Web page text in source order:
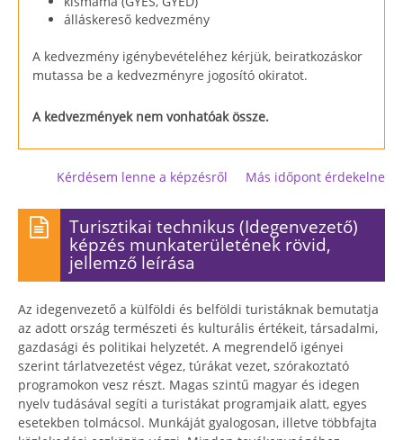
álláskereső kedvezmény
A kedvezmény igénybevételéhez kérjük, beiratkozáskor
mutassa be a kedvezményre jogosító okiratot.
A kedvezmények nem vonhatóak össze.
Más időpont érdekelne
Kérdésem lenne a képzésről
Turisztikai technikus (Idegenvezető)
képzés munkaterületének rövid,
jellemző leírása
Az idegenvezető a külföldi és belföldi turistáknak bemutatja
az adott ország természeti és kulturális értékeit, társadalmi,
gazdasági és politikai helyzetét. A megrendelő igényei
szerint tárlatvezetést végez, túrákat vezet, szórakoztató
programokon vesz részt. Magas szintű magyar és idegen
nyelv tudásával segíti a turistákat programjaik alatt, egyes
esetekben tolmácsol. Munkáját gyalogosan, illetve többfajta